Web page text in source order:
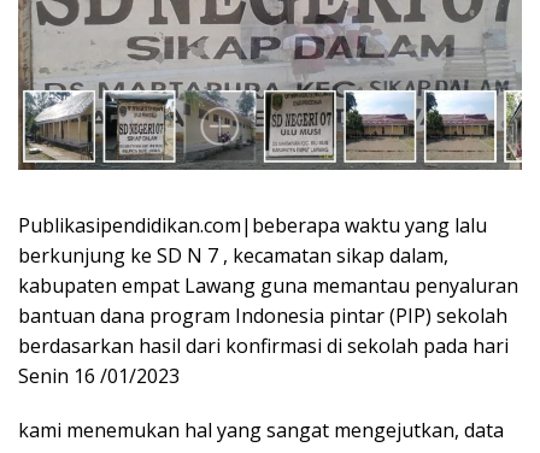
Publikasipendidikan.com|beberapa waktu yang lalu
berkunjung ke SD N 7 , kecamatan sikap dalam,
kabupaten empat Lawang guna memantau penyaluran
bantuan dana program Indonesia pintar (PIP) sekolah
berdasarkan hasil dari konfirmasi di sekolah pada hari
Senin 16 /01/2023
kami menemukan hal yang sangat mengejutkan, data